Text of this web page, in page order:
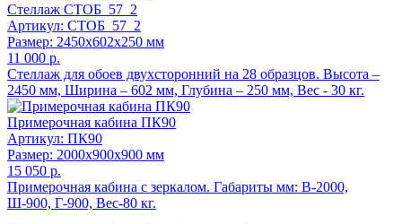
Стеллаж СТОБ_57_2
Артикул: СТОБ_57_2
Размер: 2450x602x250 мм
11 000 р.
Стеллаж для обоев двухсторонний на 28 образцов. Высота –
2450 мм, Ширина – 602 мм, Глубина – 250 мм, Вес - 30 кг.
Примерочная кабина ПК90
Артикул: ПК90
Размер: 2000x900x900 мм
15 050 р.
Примерочная кабина с зеркалом. Габариты мм: В-2000,
Ш-900, Г-900, Вес-80 кг.